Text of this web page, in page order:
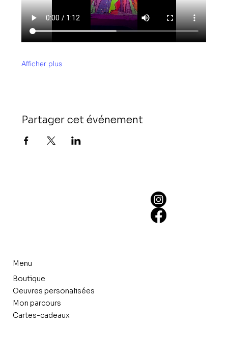
Afficher plus
Partager cet événement
Menu
Boutique
Oeuvres personalisées
Mon parcours
Cartes-cadeaux